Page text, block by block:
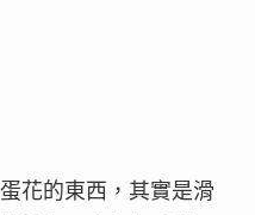
花的東西，其實是滑